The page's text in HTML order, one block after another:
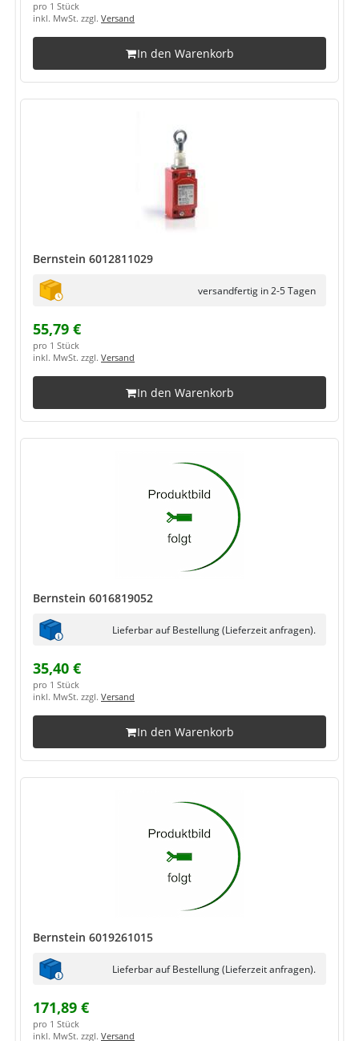
pro 1 Stück
inkl. MwSt. zzgl. Versand
In den Warenkorb
Bernstein 6012811029
versandfertig in 2-5 Tagen
55,79 €
pro 1 Stück
inkl. MwSt. zzgl. Versand
In den Warenkorb
Bernstein 6016819052
Lieferbar auf Bestellung (Lieferzeit anfragen).
35,40 €
pro 1 Stück
inkl. MwSt. zzgl. Versand
In den Warenkorb
Bernstein 6019261015
Lieferbar auf Bestellung (Lieferzeit anfragen).
171,89 €
pro 1 Stück
inkl. MwSt. zzgl. Versand